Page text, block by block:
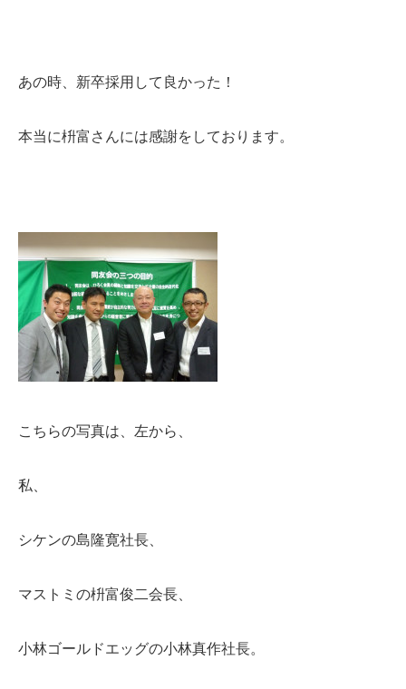
あの時、新卒採用して良かった！
本当に枡富さんには感謝をしております。
こちらの写真は、左から、
私、
シケンの島隆寛社長、
マストミの枡富俊二会長、
小林ゴールドエッグの小林真作社長。